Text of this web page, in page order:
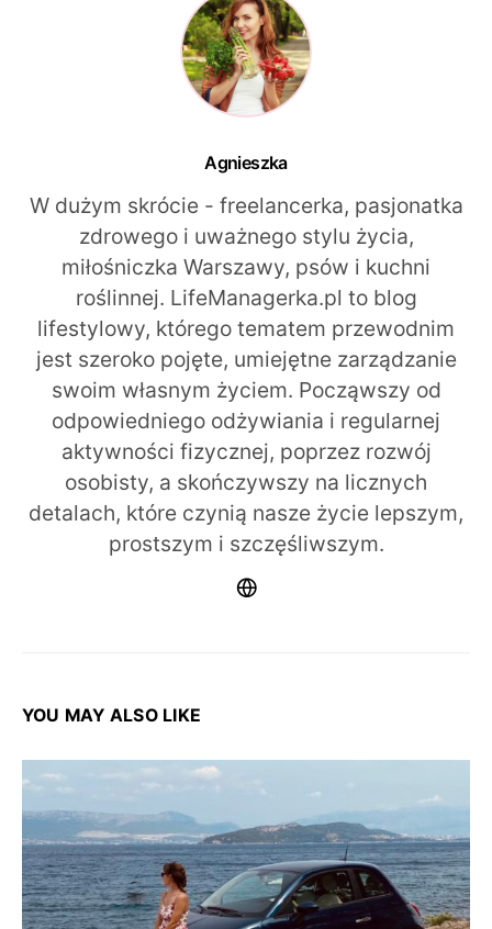
Agnieszka
W dużym skrócie - freelancerka, pasjonatka
zdrowego i uważnego stylu życia,
miłośniczka Warszawy, psów i kuchni
roślinnej. LifeManagerka.pl to blog
lifestylowy, którego tematem przewodnim
jest szeroko pojęte, umiejętne zarządzanie
swoim własnym życiem. Począwszy od
odpowiedniego odżywiania i regularnej
aktywności fizycznej, poprzez rozwój
osobisty, a skończywszy na licznych
detalach, które czynią nasze życie lepszym,
prostszym i szczęśliwszym.
YOU MAY ALSO LIKE